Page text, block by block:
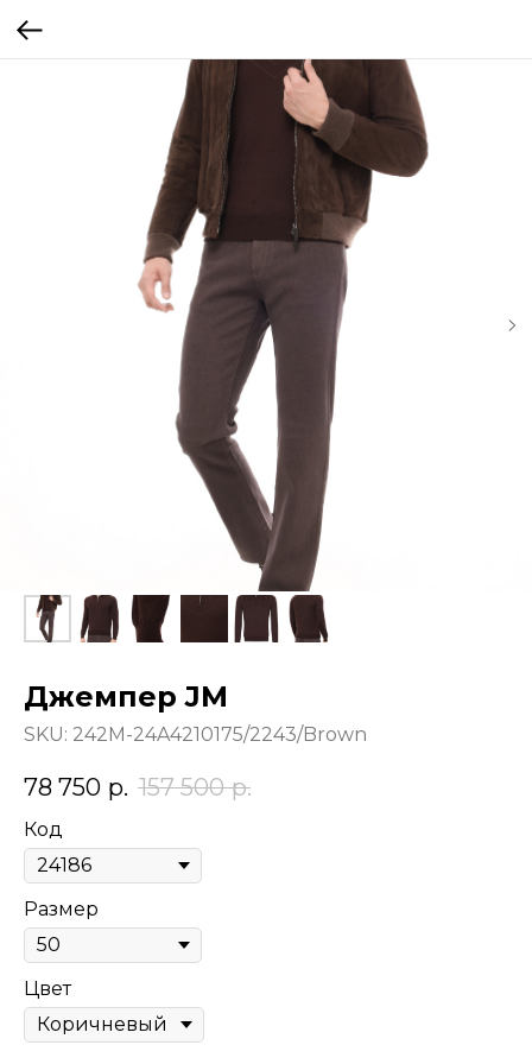
Джемпер JM
SKU: 242M-24A4210175/2243/Brown
78 750 р. 157 500 р.
Код
Размер
Цвет